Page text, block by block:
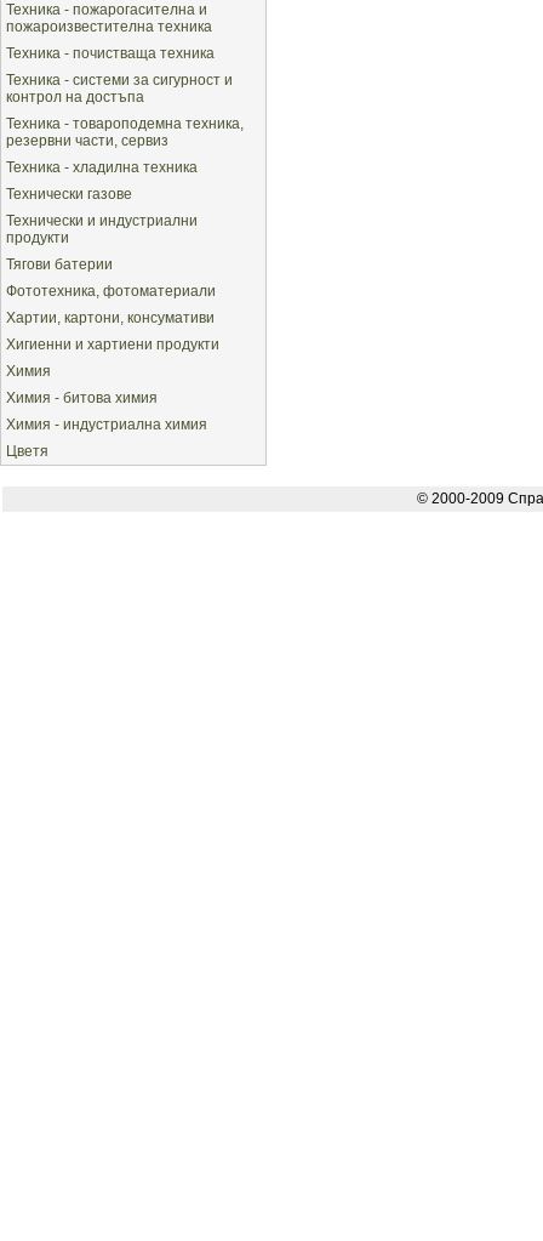
Техника - пожарогасителна и
пожароизвестителна техника
Техника - почистваща техника
Техника - системи за сигурност и
контрол на достъпа
Техника - товароподемна техника,
резервни части, сервиз
Техника - хладилна техника
Технически газове
Технически и индустриални
продукти
Тягови батерии
Фототехника, фотоматериали
Хартии, картони, консумативи
Хигиенни и хартиени продукти
Химия
Химия - битова химия
Химия - индустриална химия
Цветя
© 2000-2009